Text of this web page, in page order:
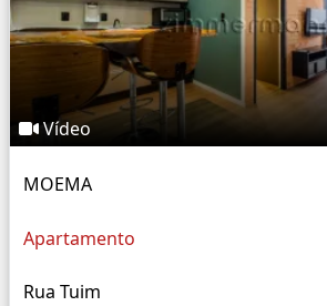
Vídeo
MOEMA
Apartamento
Rua Tuim